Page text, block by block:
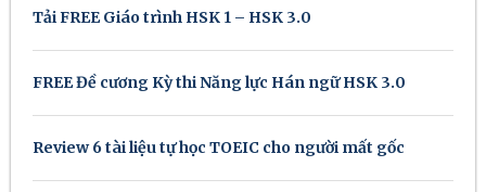
Tải FREE Giáo trình HSK 1 – HSK 3.0
FREE Đề cương Kỳ thi Năng lực Hán ngữ HSK 3.0
Review 6 tài liệu tự học TOEIC cho người mất gốc